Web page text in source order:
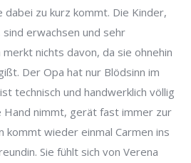
dabei zu kurz kommt. Die Kinder,
erwachsen und sehr
nichts davon, da sie ohnehin
Der Opa hat nur Blödsinn im
technisch und handwerklich völlig
Hand nimmt, gerät fast immer zur
kommt wieder einmal Carmen ins
Sie fühlt sich von Verena